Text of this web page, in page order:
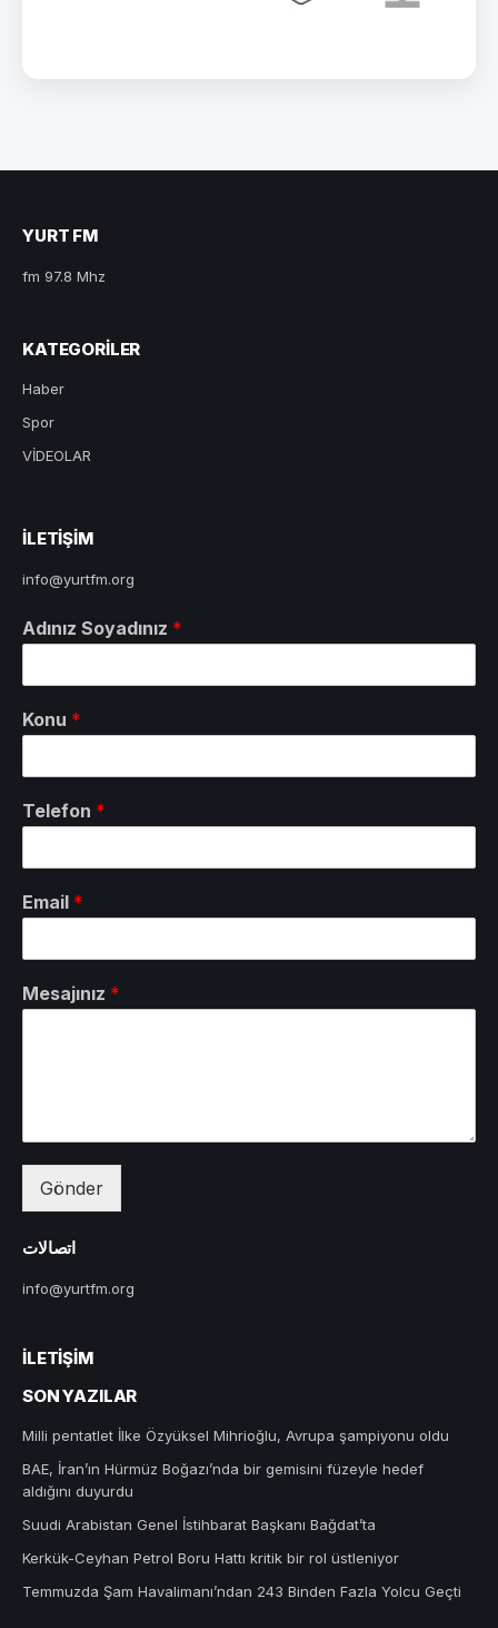
YURT FM
fm 97.8 Mhz
KATEGORILER
Haber
Spor
VİDEOLAR
ILETIŞIM
info@yurtfm.org
Adınız Soyadınız *
Konu *
Telefon *
Email *
Mesajınız *
Gönder
اتصالات
info@yurtfm.org
İLETIŞIM
SON YAZILAR
Milli pentatlet İlke Özyüksel Mihrioğlu, Avrupa şampiyonu oldu
BAE, İran’ın Hürmüz Boğazı’nda bir gemisini füzeyle hedef
aldığını duyurdu
Suudi Arabistan Genel İstihbarat Başkanı Bağdat’ta
Kerkük-Ceyhan Petrol Boru Hattı kritik bir rol üstleniyor
Temmuzda Şam Havalimanı’ndan 243 Binden Fazla Yolcu Geçti